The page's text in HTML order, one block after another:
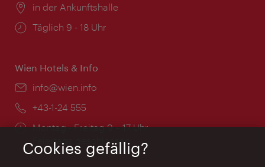
Ort:
in der Ankunftshalle
Öffnungszeiten:
Täglich 9 - 18 Uhr
Wien Hotels & Info
Email:
info@wien.info
Telefon:
+43-1-24 555
Öffnungszeiten:
Montag - Freitag 9 – 17 Uhr
Feiertags geschlossen
Cookies gefällig?